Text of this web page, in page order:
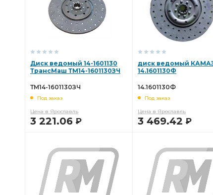
Диск ведомый 14-1601130
ТрансМаш ТМ14-1601130ЗЧ
ТМ14-1601130ЗЧ
Под заказ
Цена в Ярославль
3 221.06 Р
диск ведомый
14.1601130Ф
14.1601130Ф
Под заказ
Цена в Ярославль
3 469.42 Р